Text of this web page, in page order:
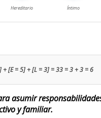
+ [E = 5] + [L = 3] = 33 = 3 + 3 = 6
asumir
y familiar.